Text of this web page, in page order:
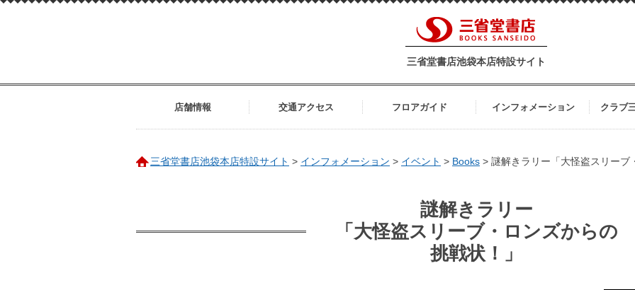
三省堂書店池袋本店特設サイト
店舗情報 交通アクセス フロアガイド インフォメーション クラブ
三省堂書店池袋本店特設サイト > インフォメーション > イベント > Books > 謎解きラリー「大怪盗スリーブ
謎解きラリー
「大怪盗スリーブ・ロンズからの
挑戦状！」